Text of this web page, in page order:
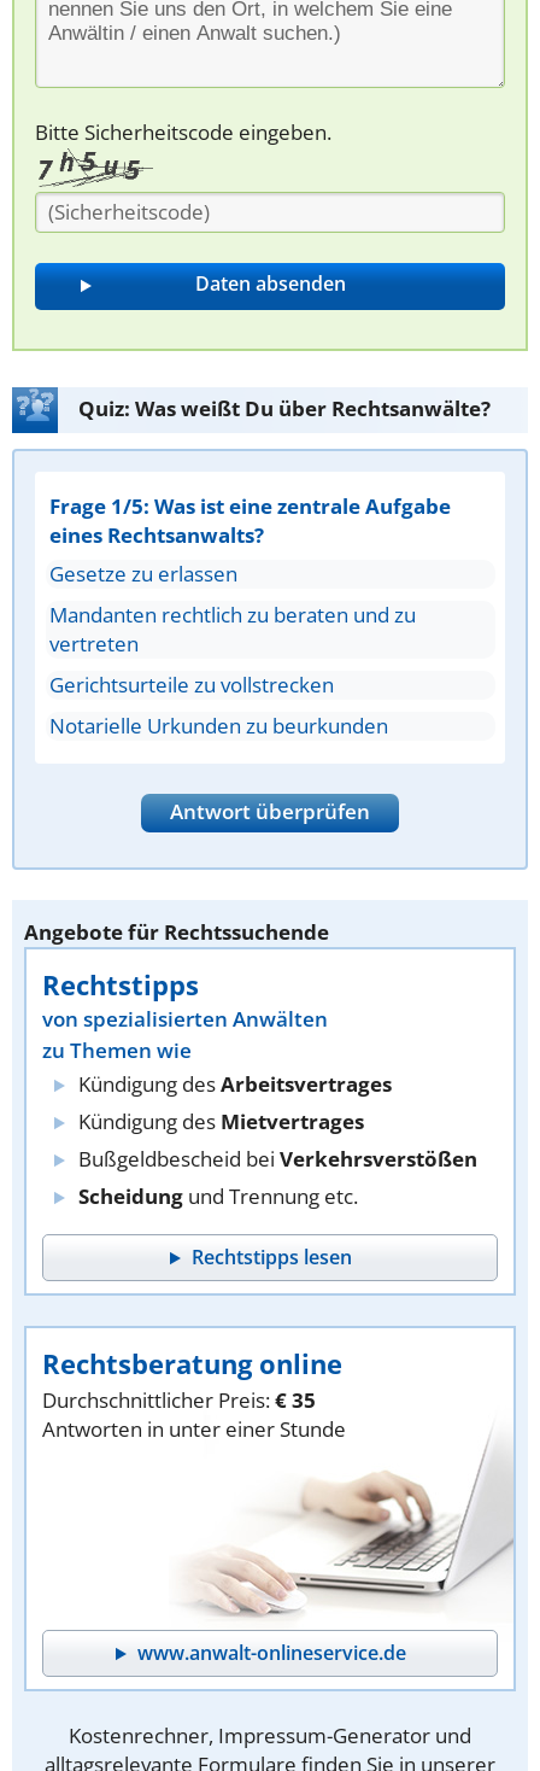
Bitte Sicherheitscode eingeben.
Quiz: Was weißt Du über Rechtsanwälte?
Frage 1/5: Was ist eine zentrale Aufgabe
eines Rechtsanwalts?
Gesetze zu erlassen
Mandanten rechtlich zu beraten und zu
vertreten
Gerichtsurteile zu vollstrecken
Notarielle Urkunden zu beurkunden
Antwort überprüfen
Angebote für Rechtssuchende
Rechtstipps
von spezialisierten Anwälten
zu Themen wie
Kündigung desArbeitsvertrages
Kündigung des Mietvertrages
Bußgeldbescheid bei Verkehrsverstößen
Scheidung und Trennung etc.
Rechtstipps lesen
Rechtsberatung online
Durchschnittlicher Preis:€ 35
Antworten in unter einer Stunde
www.anwalt-onlineservice.de
Kostenrechner, Impressum-Generator und
alltagsrelevante Formulare finden Sie in unserer